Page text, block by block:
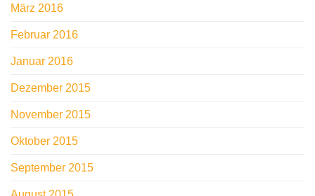
März 2016
Februar 2016
Januar 2016
Dezember 2015
November 2015
Oktober 2015
September 2015